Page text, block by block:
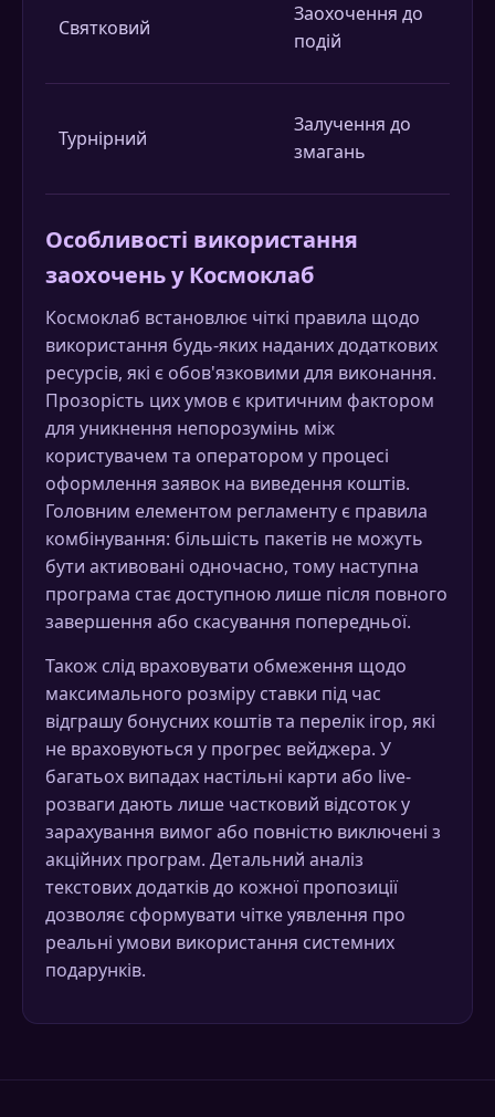
Святковий
Заохочення до
подій
Турнірний
Залучення до
змагань
Особливості використання
заохочень у Космоклаб
Космоклаб встановлює чіткі правила щодо
використання будь-яких наданих додаткових
ресурсів, які є обов'язковими для виконання.
Прозорість цих умов є критичним фактором
для уникнення непорозумінь між
користувачем та оператором у процесі
оформлення заявок на виведення коштів.
Головним елементом регламенту є правила
комбінування: більшість пакетів не можуть
бути активовані одночасно, тому наступна
програма стає доступною лише після повного
завершення або скасування попередньої.
Також слід враховувати обмеження щодо
максимального розміру ставки під час
відграшу бонусних коштів та перелік ігор, які
не враховуються у прогрес вейджера. У
багатьох випадах настільні карти або live-
розваги дають лише частковий відсоток у
зарахування вимог або повністю виключені з
акційних програм. Детальний аналіз
текстових додатків до кожної пропозиції
дозволяє сформувати чітке уявлення про
реальні умови використання системних
подарунків.